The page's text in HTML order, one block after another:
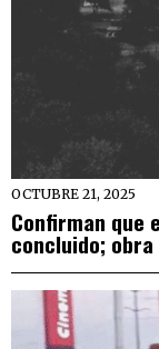
OCTUBRE 21, 2025
Confirman que
concluido;